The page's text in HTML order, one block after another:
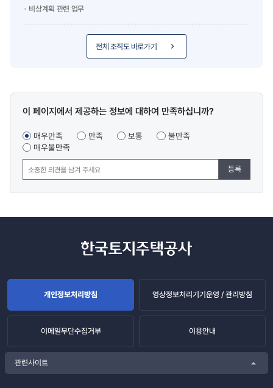
비상계획 관련 업무
전체 조직도 바로가기
콘텐츠
조사
이 페이지에서 제공하는 정보에 대하여 만족하십니까?
매우만족 만족 보통
불만족
매우불만족
등록
개인정보처리방침 영상정보처리기기운영 / 관리방침
이메일무단수집거부 이용안내
관련사이트